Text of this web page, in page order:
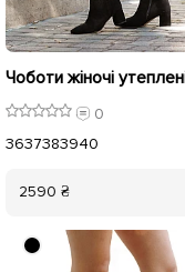
0
3637383940
2590 ₴